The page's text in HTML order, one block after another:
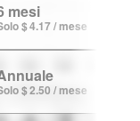
mesi
$ 4.17 / mese
$ 2.50 / mese